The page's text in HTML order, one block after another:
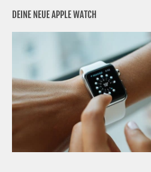
DEINE NEUE APPLE WATCH